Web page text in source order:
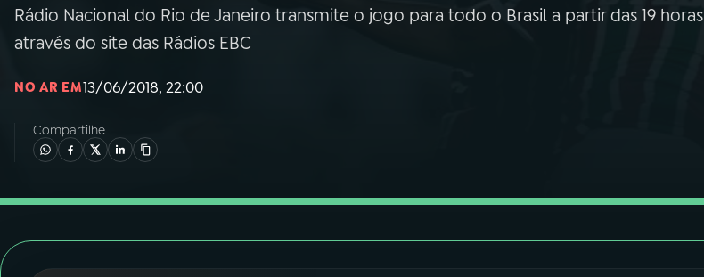
03PROGRAMAÇÃO
05PODCASTS
Rádio Nacional do Rio de Janeiro transmite o jogo para todo o Brasil a partir das 19 horas
através do site das Rádios EBC
NO AR EM13/06/2018, 22:00
Compartilhe